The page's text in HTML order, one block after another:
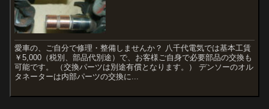
愛車の、ご自分で修理・整備しませんか？ 八千代電気では基本工賃
￥5,000（税別、部品代別途）で、お客様ご自身で必要部品の交換も
可能です。 （交換パーツは別途有償となります。） デンソーのオル
タネーターは内部パーツの交換に...